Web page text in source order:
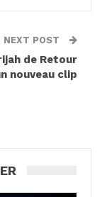
NEXT POST
de Retour
nouveau clip